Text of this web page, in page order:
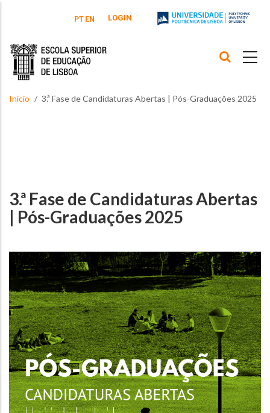
PT EN LOGIN
Início 3.ª Fase de Candidaturas Abertas | Pós-Graduações 2025
3.ª Fase de Candidaturas Abertas
| Pós-Graduações 2025